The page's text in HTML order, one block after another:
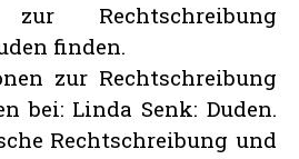
zur Rechtschreibung
finden.
zur Rechtschreibung
bei: Linda Senk: Duden.
Rechtschreibung und